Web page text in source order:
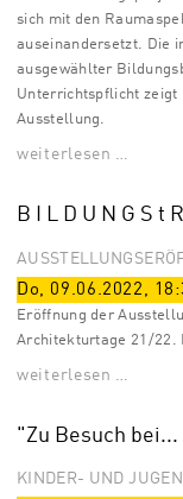
sich mit den
auseinandersetzt. Die
ausgewählter
Unterrichtspflicht zeigt
Ausstellung.
weiterlesen …
B I L D U N G S t
Do, 09.06.2022,
Eröffnung der
Architekturtage 21/22.
weiterlesen …
"Zu Besuch
KINDER- UND